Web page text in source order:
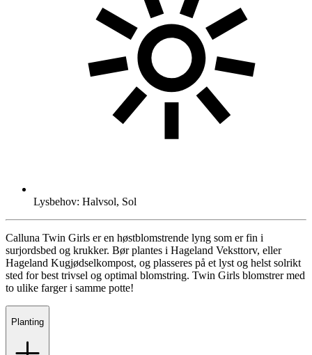
Lysbehov: Halvsol, Sol
Calluna Twin Girls er en høstblomstrende lyng som er fin i
surjordsbed og krukker. Bør plantes i Hageland Veksttorv, eller
Hageland Kugjødselkompost, og plasseres på et lyst og helst solrikt
sted for best trivsel og optimal blomstring. Twin Girls blomstrer med
to ulike farger i samme potte!
Planting